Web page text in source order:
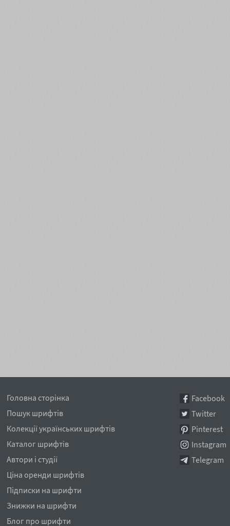
Головна сторінка
Пошук шрифтів
Колекції українських шрифтів
Каталог шрифтів
Автори і студії
Ціна оренди шрифтів
Підписки на шрифти
Знижки на шрифти
Блог про шрифти
Facebook
Twitter
Pinterest
Instagram
Telegram